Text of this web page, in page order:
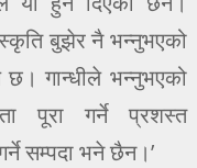
बुझेर नै भन्नुभएको
छ। गान्धीले भन्नुभएको
पूरा गर्ने प्रशस्त
सम्पदा भने छैन।’